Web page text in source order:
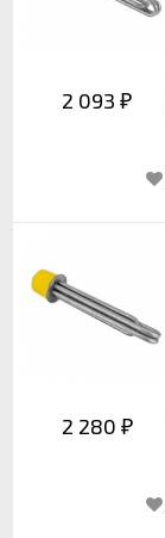
2 093 ₽
2 280 ₽